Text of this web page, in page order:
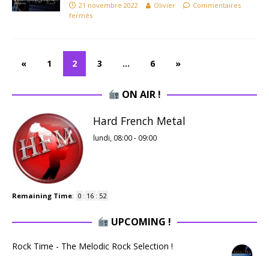
21 novembre 2022 Olivier
Commentaires
fermés
« 1 2 3 … 6 »
ON AIR !
Hard French Metal
lundi, 08:00- 09:00
Remaining Time: 0 : 16 : 51
UPCOMING !
Rock Time - The Melodic Rock Selection !